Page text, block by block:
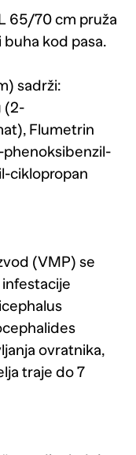
65/70 cm pruža
kod pasa.
sadrži:
(2-
Flumetrin
phenoksibenzil-
ciklopropan
(VMP) se
ovratnika,
traje do 7